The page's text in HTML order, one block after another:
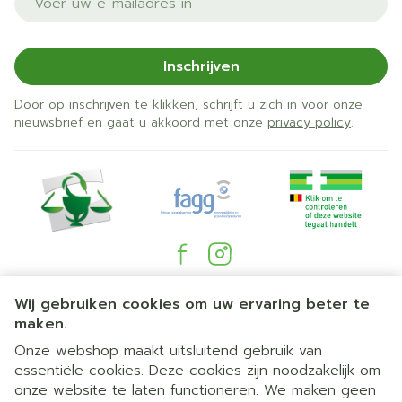
Wij gebruiken cookies om uw ervaring beter te
maken.
Onze webshop maakt uitsluitend gebruik van
essentiële cookies. Deze cookies zijn noodzakelijk om
onze website te laten functioneren. We maken geen
efedrine, noradrenaline of adrenaline (medicijnen
baclofen of dantrolene (infuus), beide gebruikt
om spierstijfheid te behandelen bij ziekten zoals
multiple sclerose; dantrolene wordt ook gebruikt
om maligne hyperthermie tijdens anesthesie te
behandelen (symptomen zoals zeer hoge koorts
bepaalde antibiotica zoals rifampicin,
erytromycine, claritromycine (medicijnen tegen
bacteriële infecties),
Hypericum perforatum (St Janskruid, een
kruidenmedicijn om depressie te behandelen).
Inschrijven
Door op inschrijven te klikken, schrijft u zich in voor onze
nieuwsbrief en gaat u akkoord met onze privacy policy.
Juridische links